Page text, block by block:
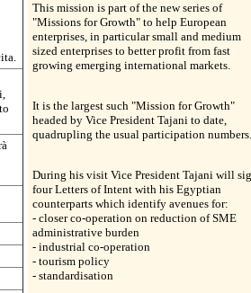
This mission is part of the new series of
"Missions for Growth" to help European
enterprises, in particular small and medium
sized enterprises to better profit from fast
growing emerging international markets.
It is the largest such "Mission for Growth"
headed by Vice President Tajani to date,
quadrupling the usual participation numbers.
During his visit Vice President Tajani will
four Letters of Intent with his Egyptian
counterparts which identify avenues for:
- closer co-operation on reduction of SME
administrative burden
- industrial co-operation
- tourism policy
- standardisation